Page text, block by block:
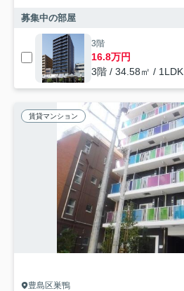
募集中の部屋
3階
16.8万円
3階 / 34.58㎡ / 1LDK
賃貸マンション
豊島区巣鴨